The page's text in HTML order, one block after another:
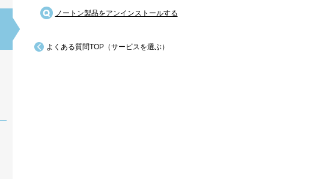
ノートン製品をアンインストールする
よくある質問TOP（サービスを選ぶ）